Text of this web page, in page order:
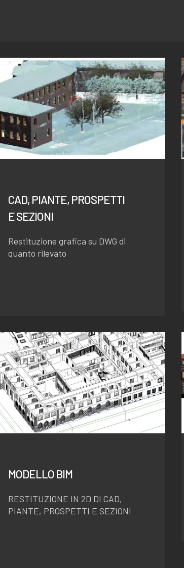
CAD, PIANTE, PROSPETTI
E SEZIONI
Restituzione grafica su DWG di
quanto rilevato
MODELLO BIM
RESTITUZIONE IN 2D DI CAD,
PIANTE, PROSPETTI E SEZIONI